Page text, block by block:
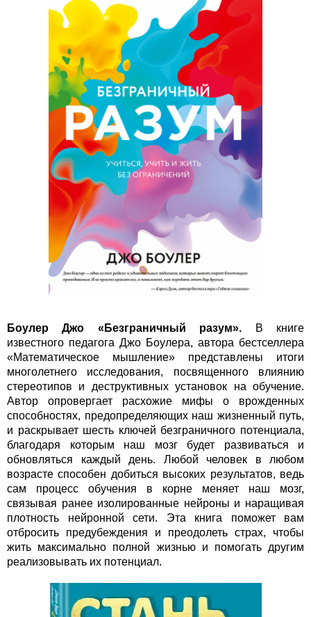
Боулер Джо «Безграничный разум».
В книге
известного педагога Джо Боулера, автора бестселлера
«Математическое мышление» представлены итоги
многолетнего исследования, посвященного влиянию
стереотипов и деструктивных установок на обучение.
Автор опровергает расхожие мифы о врожденных
способностях, предопределяющих наш жизненный путь,
и раскрывает шесть ключей безграничного потенциала,
благодаря которым наш мозг будет развиваться и
обновляться каждый день. Любой человек в любом
возрасте способен добиться высоких результатов, ведь
сам процесс обучения в корне меняет наш мозг,
связывая ранее изолированные нейроны и наращивая
плотность нейронной сети. Эта книга поможет вам
отбросить предубеждения и преодолеть страх, чтобы
жить максимально полной жизнью и помогать другим
реализовывать их потенциал.